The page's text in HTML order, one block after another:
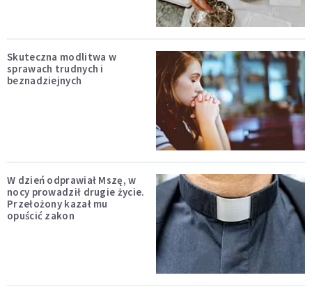
Skuteczna modlitwa w
sprawach trudnych i
beznadziejnych
W dzień odprawiał Mszę, w
nocy prowadził drugie życie.
Przełożony kazał mu
opuścić zakon